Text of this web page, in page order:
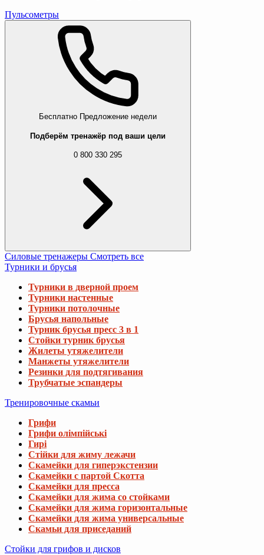
Пульсометры
Бесплатно Предложение недели
Подберём тренажёр под ваши цели
0 800 330 295
Силовые тренажеры Смотреть все
Турники и брусья
Турники в дверной проем
Турники настенные
Турники потолочные
Брусья напольные
Турник брусья пресс 3 в 1
Стойки турник брусья
Жилеты утяжелители
Манжеты утяжелители
Резинки для подтягивания
Трубчатые эспандеры
Тренировочные скамьи
Грифи
Грифи олімпійські
Гирі
Стійки для жиму лежачи
Скамейки для гиперэкстензии
Скамейки с партой Скотта
Скамейки для пресса
Скамейки для жима со стойками
Скамейки для жима горизонтальные
Скамейки для жима универсальные
Скамьи для приседаний
Стойки для грифов и дисков